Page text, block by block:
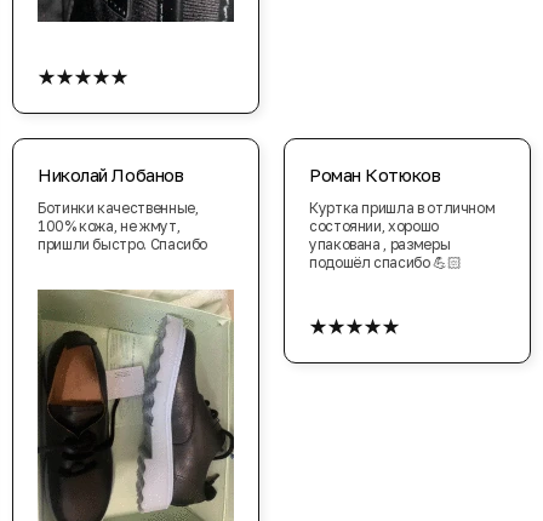
★★★★★
Николай Лобанов
Ботинки качественные,
100% кожа, не жмут,
пришли быстро. Спасибо
Роман Котюков
Куртка пришла в отличном
состоянии, хорошо
упакована , размеры
подошёл спасибо 💪🏻
★★★★★